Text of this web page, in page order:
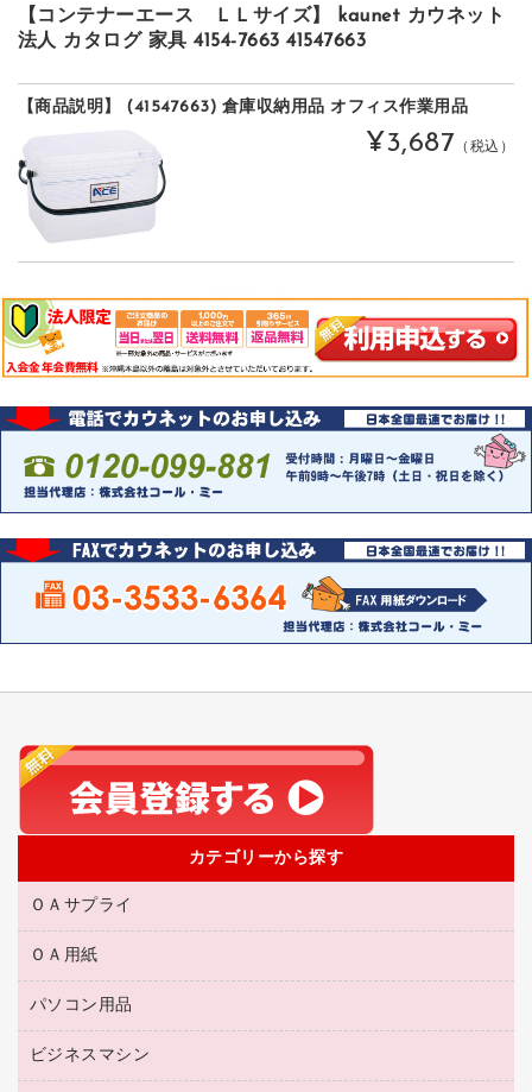
【コンテナーエース ＬＬサイズ】 kaunet カウネット
法人 カタログ 家具 4154-7663 41547663
【商品説明】 (41547663) 倉庫収納用品 オフィス作業用品
¥3,687 （税込）
カテゴリーから探す
ＯＡサプライ
互換インクカートリッジ
リサイクルトナー（リターン方式）
リサイクルトナー（プール方式）
リサイクルインクカートリッジ
ＯＡ用紙
名刺用紙
帳票用紙／フォーム用紙
ワープロ用紙
パソコン用品
パソコン周辺機器
ビジネスマシン